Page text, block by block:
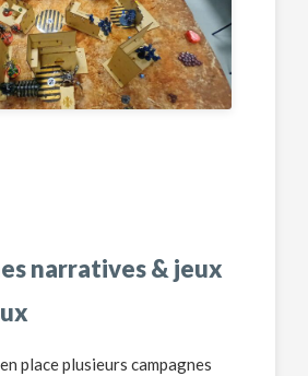
narratives & jeux
place plusieurs campagnes